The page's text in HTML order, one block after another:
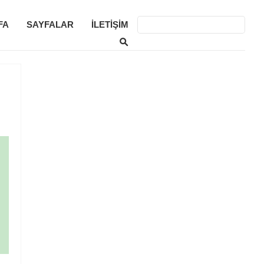
SAYFALAR İLETIŞIM